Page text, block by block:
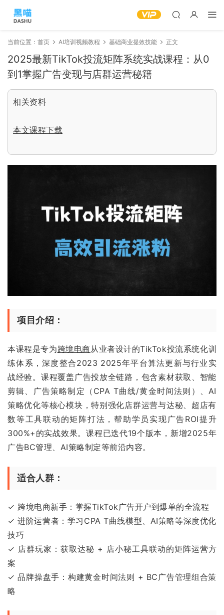
当前位置： 首页 AI培训视频教程 基础商业提效技能 正文
2025最新TikTok投流矩阵系统实战课程：从0
到1掌握广告变现与店群运营秘籍
相关资料
本文课程下载
项目介绍：
本课程是专为跨境电商从业者设计的TikTok投流系统化训
练体系，深度整合2023 2025年平台算法更新与行业实
战经验。课程覆盖广告投放全链路，包含素材获取、智能
剪辑、广告策略制定（CPA T曲线/黄金时间法则）、AI
策略优化等核心模块，特别强化店群运营与达秘、超店有
数等工具联动的矩阵打法，帮助学员实现广告ROI提升
300%+的实战效果。课程已迭代19个版本，新增2025年
广告BC管理、AI策略制定等前沿内容。
适合人群：
✓ 跨境电商新手：掌握TikTok广告开户到爆单的全流程
✓ 进阶运营者：学习CPA T曲线模型、AI策略等深度优化
技巧
✓ 店群玩家：获取达秘 + 店小秘工具联动的矩阵运营方
案
✓ 品牌操盘手：构建黄金时间法则 + BC广告管理组合策
略